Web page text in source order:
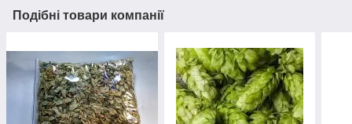
Подібні товари компанії